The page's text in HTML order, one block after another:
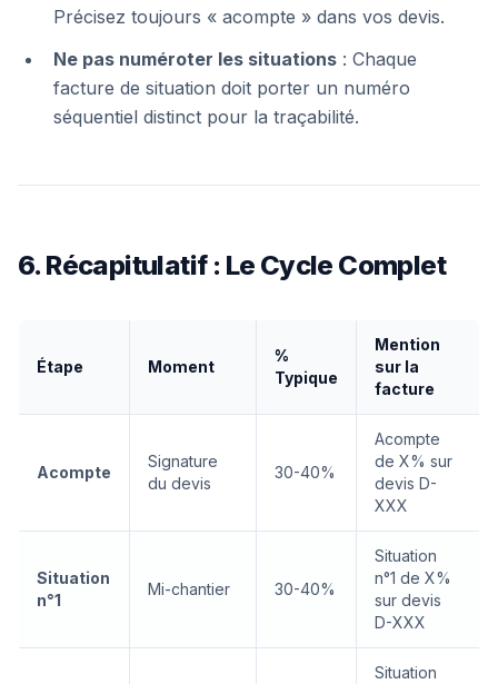
Précisez toujours « acompte » dans vos devis.
Ne pas numéroter les situations : Chaque
facture de situation doit porter un numéro
séquentiel distinct pour la traçabilité.
6. Récapitulatif : Le Cycle Complet
Étape Moment
%
Typique
Mention
sur la
facture
Acompte
Signature
du devis
30-40%
Acompte
de X% sur
devis D-
XXX
Situation
n°1
Mi-chantier 30-40%
Situation
n°1 de X%
sur devis
D-XXX
Situation